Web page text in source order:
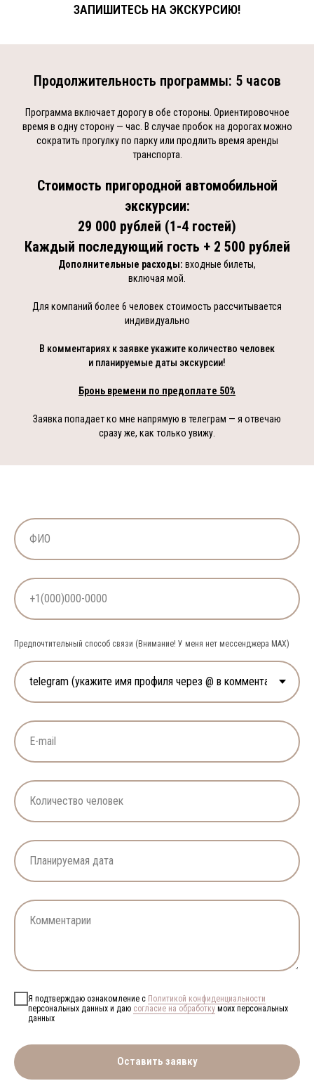
ЗАПИШИТЕСЬ НА ЭКСКУРСИЮ!
Продолжительность программы: 5 часов
Программа включает дорогу в обе стороны. Ориентировочное
время в одну сторону — час. В случае пробок на дорогах можно
сократить прогулку по парку или продлить время аренды
транспорта.
Стоимость пригородной автомобильной
экскурсии:
29 000 рублей (1-4 гостей)
Каждый последующий гость + 2 500 рублей
Дополнительные расходы: входные билеты,
включая мой.
Для компаний более 6 человек стоимость рассчитывается
индивидуально
В комментариях к заявке укажите количество человек
и планируемые даты экскурсии!
Бронь времени по предоплате 50%
Заявка попадает ко мне напрямую в телеграм — я отвечаю
сразу же, как только увижу.
Предпочтительный способ связи (Внимание! У меня нет мессенджера MAX)
Я подтверждаю ознакомление с Политикой конфиденциальности
персональных данных и даю согласие на обработку моих персональных
данных
Оставить заявку